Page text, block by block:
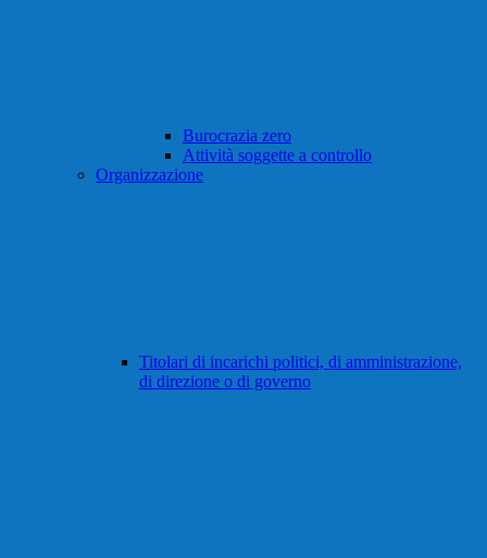
Burocrazia zero
Attività soggette a controllo
Organizzazione
Titolari di incarichi politici, di amministrazione,
di direzione o di governo